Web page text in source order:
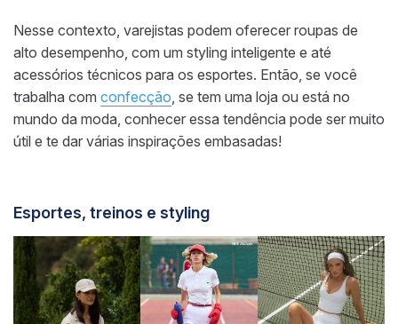
Nesse contexto, varejistas podem oferecer roupas de
alto desempenho, com um styling inteligente e até
acessórios técnicos para os esportes. Então, se você
trabalha com confecção, se tem uma loja ou está no
mundo da moda, conhecer essa tendência pode ser muito
útil e te dar várias inspirações embasadas!
Esportes, treinos e styling